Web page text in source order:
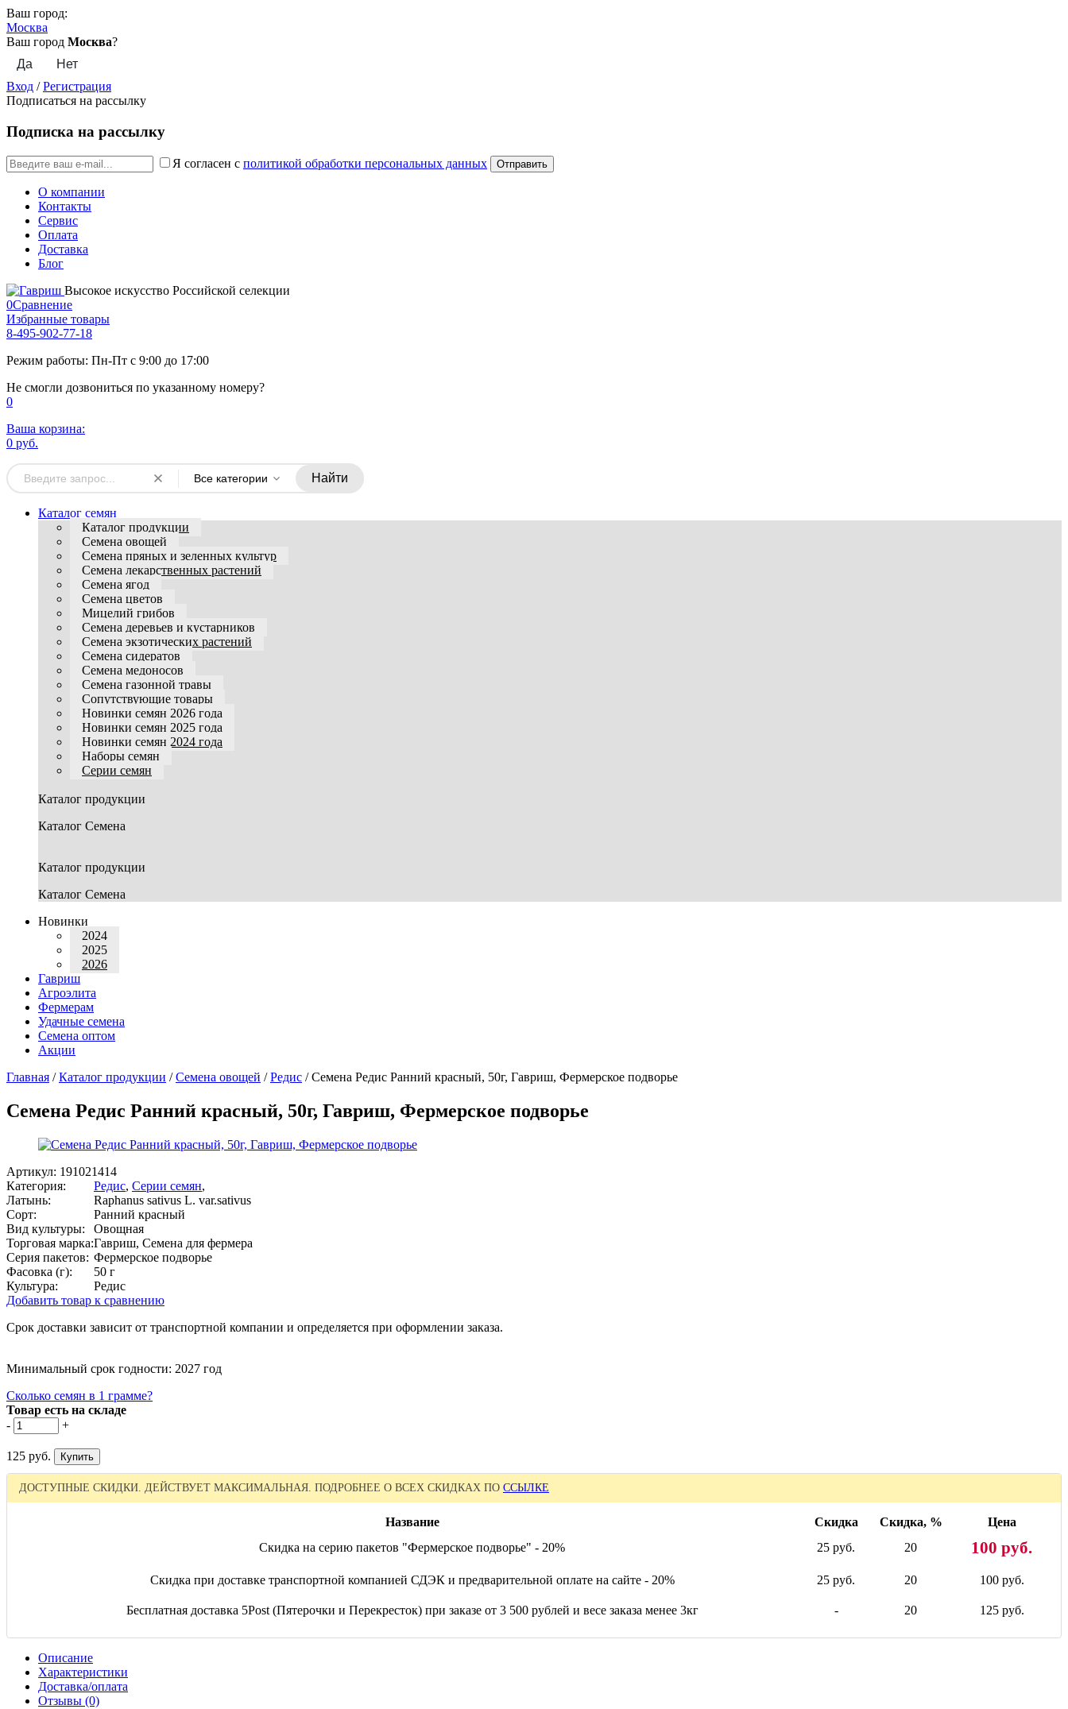
Ваш город:
Москва
Ваш город Москва?
Вход /Регистрация
Подписаться на рассылку
Подписка на рассылку
Я согласен с политикой обработки персональных данных
О компании
Контакты
Сервис
Оплата
Доставка
Блог
Высокое искусство Российской селекции
0Сравнение
Избранные товары
8-495-902-77-18
Режим работы: Пн-Пт с 9:00 до 17:00
Не смогли дозвониться по указанному номеру?
0
Ваша корзина:
0 руб.
Все категории Найти
Каталог семян
Каталог продукции
Семена овощей
Семена пряных и зеленных культур
Семена лекарственных растений
Семена ягод
Семена цветов
Мицелий грибов
Семена деревьев и кустарников
Семена экзотических растений
Семена сидератов
Семена медоносов
Семена газонной травы
Сопутствующие товары
Новинки семян 2026 года
Новинки семян 2025 года
Новинки семян 2024 года
Наборы семян
Серии семян
Каталог продукции
Каталог Семена
Каталог продукции
Каталог Семена
Новинки
2024
2025
2026
Гавриш
Агроэлита
Фермерам
Удачные семена
Семена оптом
Акции
Главная /Каталог продукции /Семена овощей /Редис /Семена Редис Ранний красный, 50г, Гавриш, Фермерское подворье
Семена Редис Ранний красный, 50г, Гавриш, Фермерское подворье
Артикул: 191021414
Категория:
Редис, Серии семян,
Латынь:
Raphanus sativus L. var.sativus
Сорт:
Ранний красный
Вид культуры:
Овощная
Торговая марка:Гавриш, Семена для фермера
Серия пакетов: Фермерское подворье
Фасовка (г):
50 г
Культура:
Редис
Добавить товар к сравнению
Срок доставки зависит от транспортной компании и определяется при оформлении заказа.
Минимальный срок годности: 2027 год
Сколько семян в 1 грамме?
Товар есть на складе
-
+
125 руб.
ДОСТУПНЫЕ СКИДКИ. ДЕЙСТВУЕТ МАКСИМАЛЬНАЯ. ПОДРОБНЕЕ О ВСЕХ СКИДКАХ ПО ССЫЛКЕ
Название Скидка Скидка, %
Цена
Скидка на серию пакетов "Фермерское подворье" - 20%
25 руб. 20 100 руб.
Скидка при доставке транспортной компанией СДЭК и предварительной оплате на сайте - 20% 25 руб. 20 100 руб.
Бесплатная доставка 5Post (Пятерочки и Перекресток) при заказе от 3 500 рублей и весе заказа менее 3кг - 20 125 руб.
Описание
Характеристики
Доставка/оплата
Отзывы (0)